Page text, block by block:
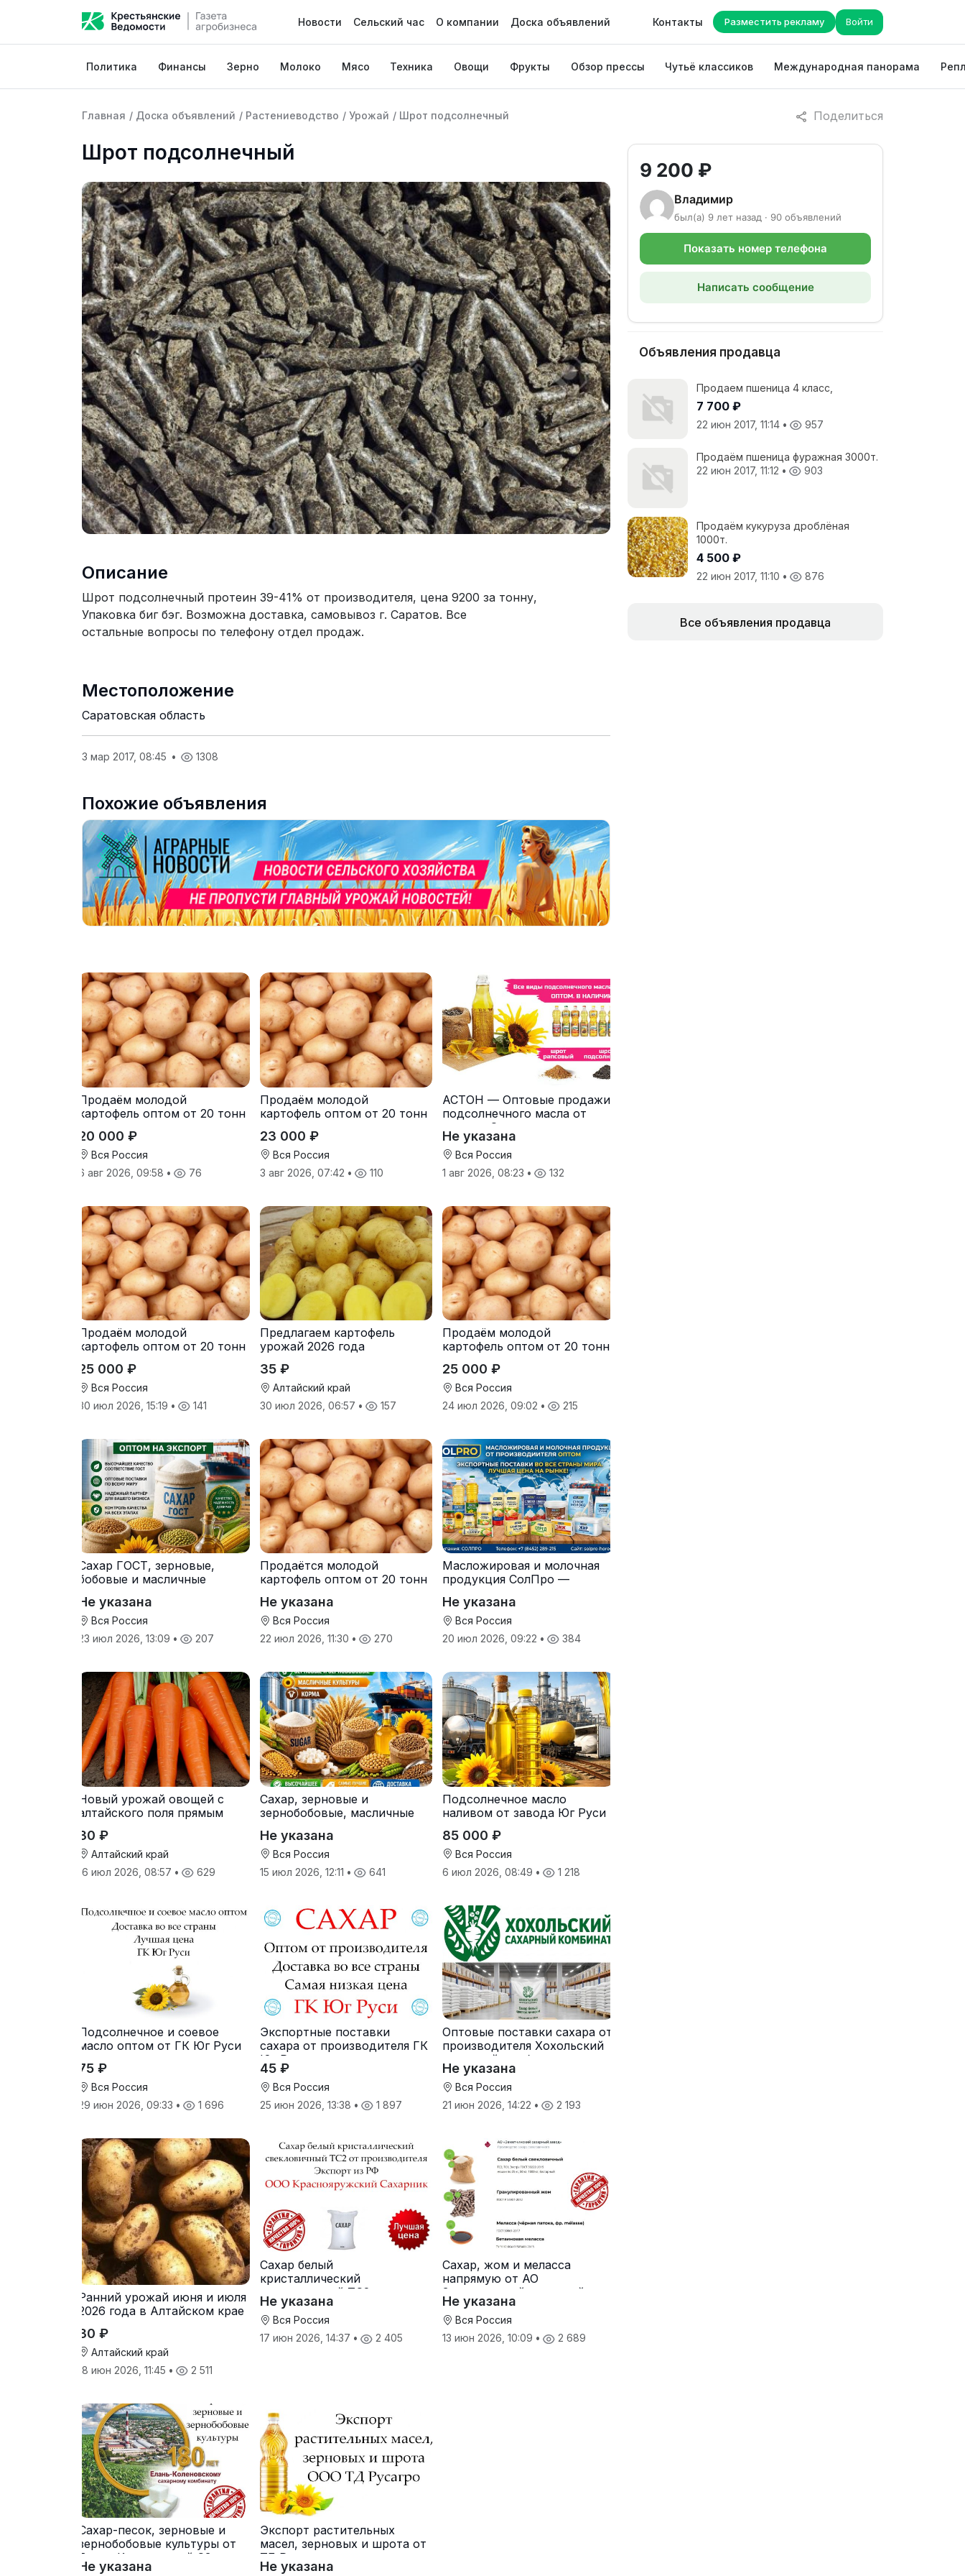
Новости Сельский час О компании Доска объявлений Контакты Разместить рекламу Войти
Политика Финансы Зерно Молоко Мясо Техника Овощи Фрукты Обзор прессы Чутьё классиков Международная панорама
Поделиться
Главная / Доска объявлений / Растениеводство / Урожай / Шрот подсолнечный
Шрот подсолнечный
Описание
Шрот подсолнечный протеин 39-41% от производителя, цена 9200 за тонну,
Упаковка биг бэг. Возможна доставка, самовывоз г. Саратов. Все
остальные вопросы по телефону отдел продаж.
Местоположение
Саратовская область
3 мар 2017, 08:45 • 1308
Похожие объявления
Продаём молодой
картофель оптом от 20 тонн
20 000 ₽
Вся Россия
6 авг 2026, 09:58 • 76
Продаём молодой
картофель оптом от 20 тонн
23 000 ₽
Вся Россия
3 авг 2026, 07:42 • 110
АСТОН — Оптовые продажи
подсолнечного масла от
завода. Экспорт
Не указана
Вся Россия
1 авг 2026, 08:23 • 132
Продаём молодой
картофель оптом от 20 тонн
25 000 ₽
Вся Россия
30 июл 2026, 15:19 • 141
Предлагаем картофель
урожай 2026 года
35 ₽
Алтайский край
30 июл 2026, 06:57 • 157
Продаём молодой
картофель оптом от 20 тонн
25 000 ₽
Вся Россия
24 июл 2026, 09:02 • 215
Сахар ГОСТ, зерновые,
бобовые и масличные
Не указана
Вся Россия
23 июл 2026, 13:09 • 207
Продаётся молодой
картофель оптом от 20 тонн
Не указана
Вся Россия
22 июл 2026, 11:30 • 270
Масложировая и молочная
продукция СолПро —
Не указана
Вся Россия
20 июл 2026, 09:22 • 384
Новый урожай овощей с
алтайского поля прямым
30 ₽
Алтайский край
16 июл 2026, 08:57 • 629
Сахар, зерновые и
зернобобовые, масличные
Не указана
Вся Россия
15 июл 2026, 12:11 • 641
Подсолнечное масло
наливом от завода Юг Руси
85 000 ₽
Вся Россия
6 июл 2026, 08:49 • 1 218
Подсолнечное и соевое
масло оптом от ГК Юг Руси
75 ₽
Вся Россия
29 июн 2026, 09:33 • 1 696
Экспортные поставки
сахара от производителя ГК
Юг Руси
45 ₽
Вся Россия
25 июн 2026, 13:38 • 1 897
Оптовые поставки сахара от
производителя Хохольский
сахарный комбинат
Не указана
Вся Россия
21 июн 2026, 14:22 • 2 193
Ранний урожай июня и июля
2026 года в Алтайском крае
30 ₽
Алтайский край
18 июн 2026, 11:45 • 2 511
Сахар белый
кристаллический
свекловичный ТС2 от
производителя
Не указана
Вся Россия
17 июн 2026, 14:37 • 2 405
Сахар, жом и меласса
напрямую от АО
Земетчинский сахарный
завод
Не указана
Вся Россия
13 июн 2026, 10:09 • 2 689
Сахар-песок, зерновые и
зернобобовые культуры от
Елань-Коленовский СЗ
Не указана
Экспорт растительных
масел, зерновых и шрота от
ТД Русагро
Не указана
9 200 ₽
Владимир
был(а) 9 лет назад · 90 объявлений
Показать номер телефона
Написать сообщение
Объявления продавца
Продаем пшеница 4 класс,
7 700 ₽
22 июн 2017, 11:14 • 957
Продаём пшеница фуражная 3000т.
22 июн 2017, 11:12 • 903
Продаём кукуруза дроблёная
1000т.
4 500 ₽
22 июн 2017, 11:10 • 876
Все объявления продавца